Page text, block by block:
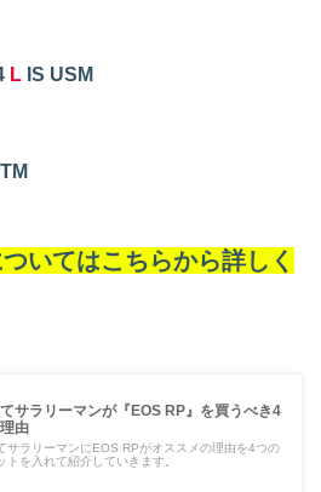
L IS USM
いてはこちらから詳しく
サラリーマンが『EOS RP』を買うべき4
由
サラリーマンにEOS RPがオススメの理由を4つの
トを入れて紹介していきます。